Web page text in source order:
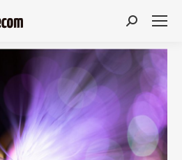
Search: